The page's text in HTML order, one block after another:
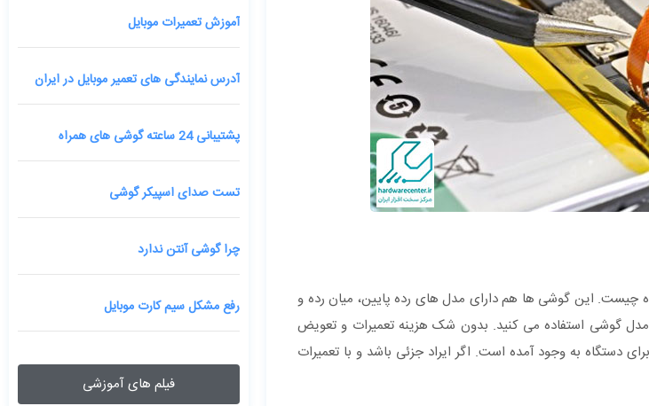
چیست. این گوشی ها هم دارای مدل های رده پایین، میان رده و
مدل گوشی استفاده می کنید. بدون شک هزینه تعمیرات و تعویض
به وجود آمده است. اگر ایراد جزئی باشد و با تعمیرات
آموزش تعمیرات موبایل
آدرس نمایندگی های تعمیر موبایل در ایران
پشتیبانی 24 ساعته گوشی های همراه
تست صدای اسپیکر گوشی
چرا گوشی آنتن ندارد
رفع مشکل سیم کارت موبایل
فیلم های آموزشی